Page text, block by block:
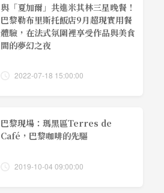
與「夏加爾」共進米其林三星晚餐！
巴黎勒布里斯托飯店9月超現實用餐
體驗，在法式氛圍裡享受作品與美食
間的夢幻之夜
2022-07-18 15:00:00
巴黎現場：瑪黑區Terres de
Café，巴黎咖啡的先驅
2019-10-04 09:00:00